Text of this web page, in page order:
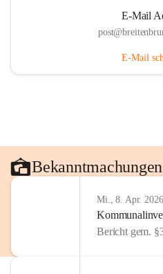
E-Mail
E-Mail
Bekanntmachungen
Mi., 8. Apr. 2026
Bericht gem.